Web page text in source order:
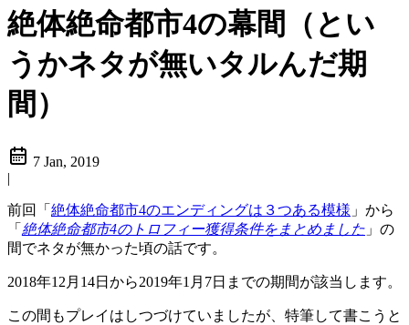
絶体絶命都市4の幕間（とい
うかネタが無いタルんだ期
間）
7 Jan, 2019
|
前回「 絶体絶命都市4のエンディングは３つある模様 」から
「 絶体絶命都市4のトロフィー獲得条件をまとめました 」の
間でネタが無かった頃の話です。
2018年12月14日から2019年1月7日までの期間が該当します。
この間もプレイはしつづけていましたが、特筆して書こうと